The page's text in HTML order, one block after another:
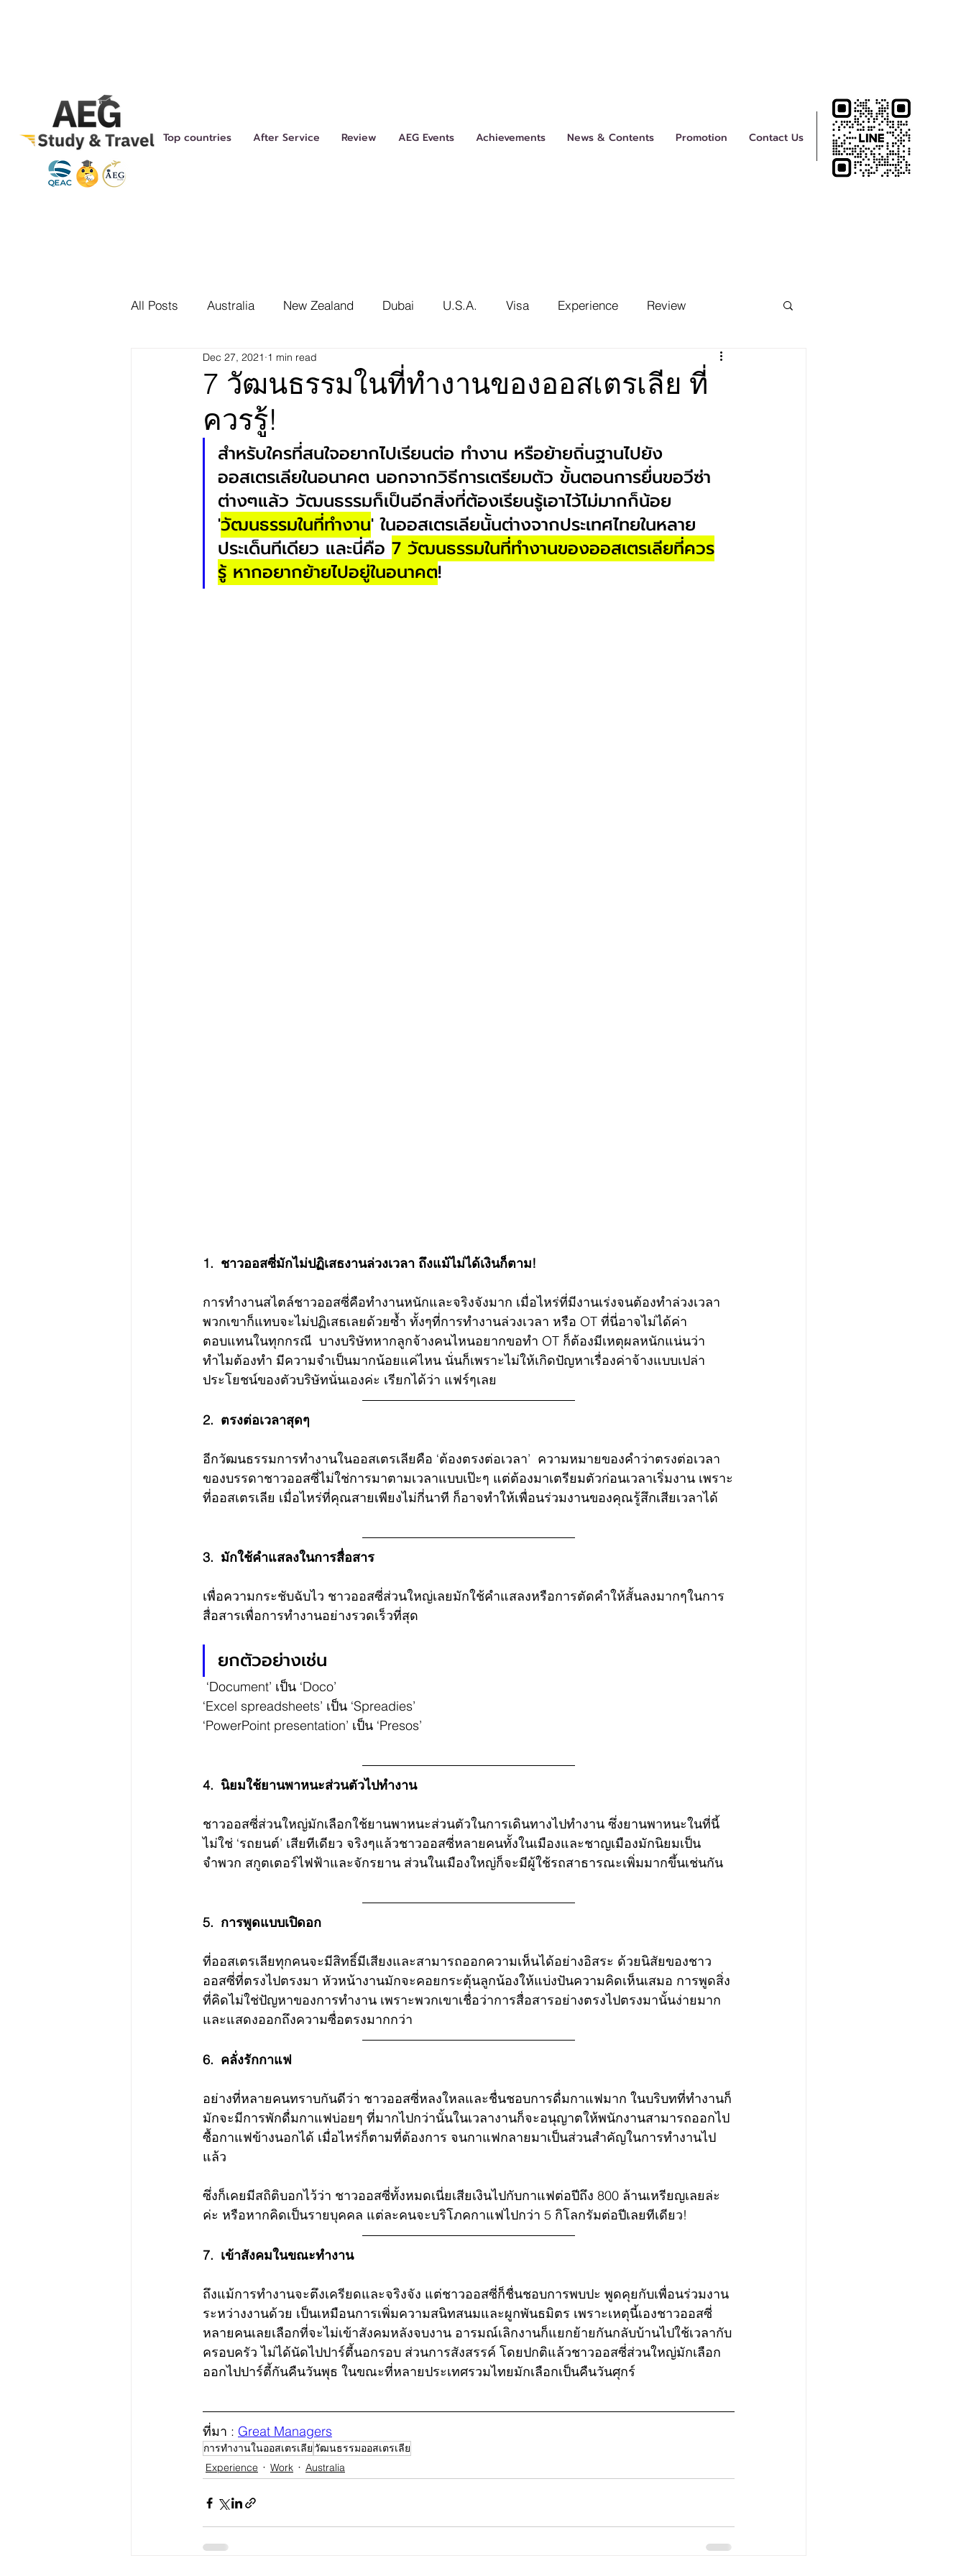
Top countries After Service Review AEG Events Achievements News & Contents Promotion Contact Us
All Posts Australia New Zealand Dubai U.S.A. Visa Experience Review
Scholarship Work Study Switzerland
AEG x School Tour
7 วัฒนธรรมในที่ทำงานของออสเตรเลีย ที่
ควรรู้!
Dec 27, 2021 1 min read
สำหรับใครที่สนใจอยากไปเรียนต่อ ทำงาน หรือย้ายถิ่นฐานไปยัง
ออสเตรเลียในอนาคต นอกจากวิธีการเตรียมตัว ขั้นตอนการยื่นขอวีซ่า
ต่างๆแล้ว วัฒนธรรมก็เป็นอีกสิ่งที่ต้องเรียนรู้เอาไว้ไม่มากก็น้อย
'วัฒนธรรมในที่ทำงาน' ในออสเตรเลียนั้นต่างจากประเทศไทยในหลาย
ประเด็นทีเดียว และนี่คือ 7 วัฒนธรรมในที่ทำงานของออสเตรเลียที่ควร
รู้ หากอยากย้ายไปอยู่ในอนาคต!
1.  ชาวออสซี่มักไม่ปฏิเสธงานล่วงเวลา ถึงแม้ไม่ได้เงินก็ตาม!
การทำงานสไตล์ชาวออสซี่คือทำงานหนักและจริงจังมาก เมื่อไหร่ที่มีงานเร่งจนต้องทำล่วงเวลา
พวกเขาก็แทบจะไม่ปฏิเสธเลยด้วยซ้ำ ทั้งๆที่การทำงานล่วงเวลา หรือ OT ที่นี่อาจไม่ได้ค่า
ตอบแทนในทุกกรณี  บางบริษัทหากลูกจ้างคนไหนอยากขอทำ OT ก็ต้องมีเหตุผลหนักแน่นว่า
ทำไมต้องทำ มีความจำเป็นมากน้อยแค่ไหน นั่นก็เพราะไม่ให้เกิดปัญหาเรื่องค่าจ้างแบบเปล่า
ประโยชน์ของตัวบริษัทนั่นเองค่ะ เรียกได้ว่า แฟร์ๆเลย
2.  ตรงต่อเวลาสุดๆ
อีกวัฒนธรรมการทำงานในออสเตรเลียคือ ‘ต้องตรงต่อเวลา’  ความหมายของคำว่าตรงต่อเวลา
ของบรรดาชาวออสซี่ไม่ใช่การมาตามเวลาแบบเป๊ะๆ แต่ต้องมาเตรียมตัวก่อนเวลาเริ่มงาน เพราะ
ที่ออสเตรเลีย เมื่อไหร่ที่คุณสายเพียงไม่กี่นาที ก็อาจทำให้เพื่อนร่วมงานของคุณรู้สึกเสียเวลาได้
3.  มักใช้คำแสลงในการสื่อสาร
เพื่อความกระชับฉับไว ชาวออสซี่ส่วนใหญ่เลยมักใช้คำแสลงหรือการตัดคำให้สั้นลงมากๆในการ
สื่อสารเพื่อการทำงานอย่างรวดเร็วที่สุด
ยกตัวอย่างเช่น
‘Document’ เป็น ‘Doco’
‘Excel spreadsheets’ เป็น ‘Spreadies’
‘PowerPoint presentation’ เป็น ‘Presos’
4.  นิยมใช้ยานพาหนะส่วนตัวไปทำงาน
ชาวออสซี่ส่วนใหญ่มักเลือกใช้ยานพาหนะส่วนตัวในการเดินทางไปทำงาน ซึ่งยานพาหนะในที่นี้
ไม่ใช่ ‘รถยนต์’ เสียทีเดียว จริงๆแล้วชาวออสซี่หลายคนทั้งในเมืองและชาญเมืองมักนิยมเป็น
จำพวก สกูตเตอร์ไฟฟ้าและจักรยาน ส่วนในเมืองใหญ่ก็จะมีผู้ใช้รถสาธารณะเพิ่มมากขึ้นเช่นกัน
5.  การพูดแบบเปิดอก
ที่ออสเตรเลียทุกคนจะมีสิทธิ์มีเสียงและสามารถออกความเห็นได้อย่างอิสระ ด้วยนิสัยของชาว
ออสซี่ที่ตรงไปตรงมา หัวหน้างานมักจะคอยกระตุ้นลูกน้องให้แบ่งปันความคิดเห็นเสมอ การพูดสิ่ง
ที่คิดไม่ใช่ปัญหาของการทำงาน เพราะพวกเขาเชื่อว่าการสื่อสารอย่างตรงไปตรงมานั้นง่ายมาก
และแสดงออกถึงความซื่อตรงมากกว่า
6.  คลั่งรักกาแฟ
อย่างที่หลายคนทราบกันดีว่า ชาวออสซี่หลงใหลและชื่นชอบการดื่มกาแฟมาก ในบริบทที่ทำงานก็
มักจะมีการพักดื่มกาแฟบ่อยๆ ที่มากไปกว่านั้นในเวลางานก็จะอนุญาตให้พนักงานสามารถออกไป
ซื้อกาแฟข้างนอกได้ เมื่อไหร่ก็ตามที่ต้องการ จนกาแฟกลายมาเป็นส่วนสำคัญในการทำงานไป
แล้ว
ซึ่งก็เคยมีสถิติบอกไว้ว่า ชาวออสซี่ทั้งหมดเนี่ยเสียเงินไปกับกาแฟต่อปีถึง 800 ล้านเหรียญเลยล่ะ
ค่ะ หรือหากคิดเป็นรายบุคคล แต่ละคนจะบริโภคกาแฟไปกว่า 5 กิโลกรัมต่อปีเลยทีเดียว!
7.  เข้าสังคมในขณะทำงาน
ถึงแม้การทำงานจะตึงเครียดและจริงจัง แต่ชาวออสซี่ก็ชื่นชอบการพบปะ พูดคุยกับเพื่อนร่วมงาน
ระหว่างงานด้วย เป็นเหมือนการเพิ่มความสนิทสนมและผูกพันธมิตร เพราะเหตุนี้เองชาวออสซี่
หลายคนเลยเลือกที่จะไม่เข้าสังคมหลังจบงาน อารมณ์เลิกงานก็แยกย้ายกันกลับบ้านไปใช้เวลากับ
ครอบครัว ไม่ได้นัดไปปาร์ตี้นอกรอบ ส่วนการสังสรรค์ โดยปกติแล้วชาวออสซี่ส่วนใหญ่มักเลือก
ออกไปปาร์ตี้กันคืนวันพุธ ในขณะที่หลายประเทศรวมไทยมักเลือกเป็นคืนวันศุกร์
ที่มา : Great Managers
การทำงานในออสเตรเลียวัฒนธรรมออสเตรเลีย
Experience
Work Australia